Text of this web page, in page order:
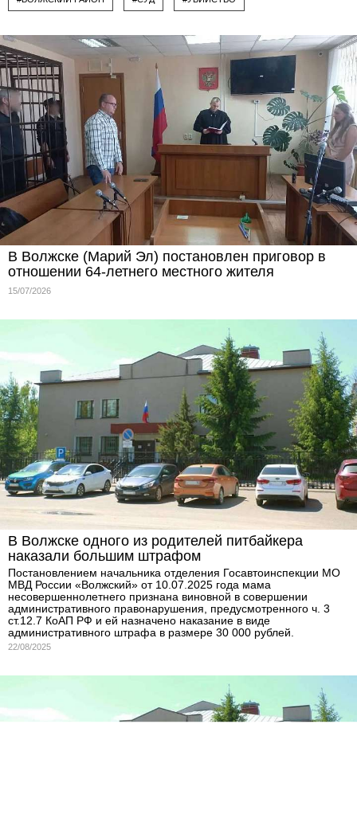
В Волжске (Марий Эл) постановлен приговор в
отношении 64-летнего местного жителя
15/07/2026
В Волжске одного из родителей питбайкера
наказали большим штрафом
Постановлением начальника отделения Госавтоинспекции МО
МВД России «Волжский» от 10.07.2025 года мама
несовершеннолетнего признана виновной в совершении
административного правонарушения, предусмотренного ч. 3
ст.12.7 КоАП РФ и ей назначено наказание в виде
административного штрафа в размере 30 000 рублей.
22/08/2025